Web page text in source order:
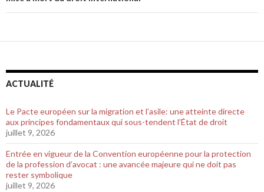
ACTUALITÉ
Le Pacte européen sur la migration et l’asile: une atteinte directe
aux principes fondamentaux qui sous-tendent l’État de droit
juillet 9, 2026
Entrée en vigueur de la Convention européenne pour la protection
de la profession d’avocat : une avancée majeure qui ne doit pas
rester symbolique
juillet 9, 2026